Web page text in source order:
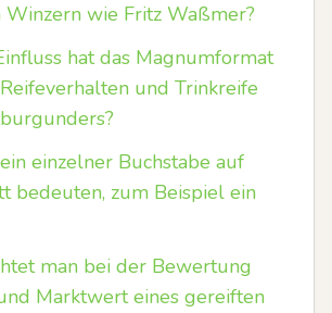
Winzern wie Fritz Waßmer?
hat das Magnumformat
und Trinkreife
einzelner Buchstabe auf
bedeuten, zum Beispiel ein
man bei der Bewertung
Marktwert eines gereiften